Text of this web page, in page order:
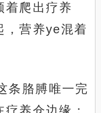
着爬出疗养
，营养ye混着
条胳膊唯一完
养仓边缘：